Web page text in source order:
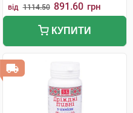
від 1114.50 891.60 грн
КУПИТИ